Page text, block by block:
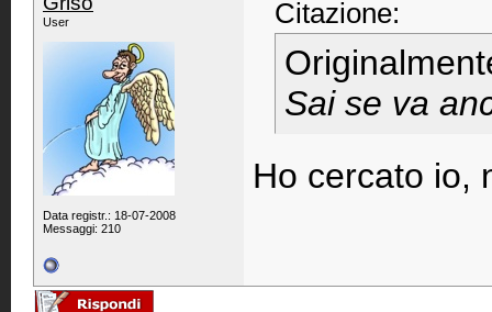
User
Data registr.: 18-07-2008
Messaggi: 210
Citazione:
Sai se va
Ho cercato io,